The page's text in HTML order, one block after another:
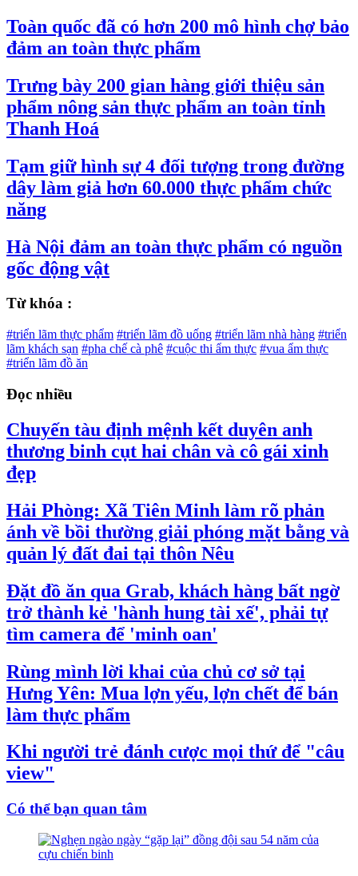
Toàn quốc đã có hơn 200 mô hình chợ bảo
đảm an toàn thực phẩm
Trưng bày 200 gian hàng giới thiệu sản
phẩm nông sản thực phẩm an toàn tỉnh
Thanh Hoá
Tạm giữ hình sự 4 đối tượng trong đường
dây làm giả hơn 60.000 thực phẩm chức
năng
Hà Nội đảm an toàn thực phẩm có nguồn
gốc động vật
Từ khóa :
#triển lãm thực phẩm #triển lãm đồ uống #triển lãm nhà hàng #triển
lãm khách sạn #pha chế cà phê #cuộc thi ẩm thực #vua ẩm thực
#triển lãm đồ ăn
Đọc nhiều
Chuyến tàu định mệnh kết duyên anh
thương binh cụt hai chân và cô gái xinh
đẹp
Hải Phòng: Xã Tiên Minh làm rõ phản
ánh về bồi thường giải phóng mặt bằng và
quản lý đất đai tại thôn Nêu
Đặt đồ ăn qua Grab, khách hàng bất ngờ
trở thành kẻ 'hành hung tài xế', phải tự
tìm camera để 'minh oan'
Rùng mình lời khai của chủ cơ sở tại
Hưng Yên: Mua lợn yếu, lợn chết để bán
làm thực phẩm
Khi người trẻ đánh cược mọi thứ để "câu
view"
Có thể bạn quan tâm